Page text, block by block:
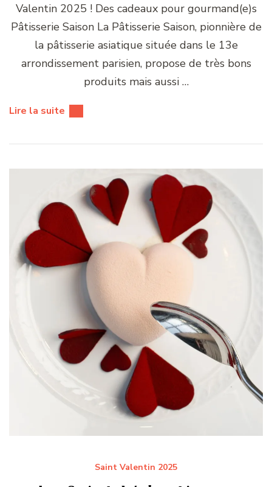
Valentin 2025 ! Des cadeaux pour gourmand(e)s
Pâtisserie Saison La Pâtisserie Saison, pionnière de
la pâtisserie asiatique située dans le 13e
arrondissement parisien, propose de très bons
produits mais aussi …
Lire la suite
Saint Valentin 2025